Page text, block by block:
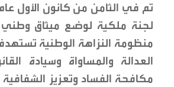
لجنة ملكية لوضع ميثاق وطني
منظومة النزاهة الوطنية
العدالة والمساواة وسيادة
مكافحة الفساد وتعزيز الشفافية